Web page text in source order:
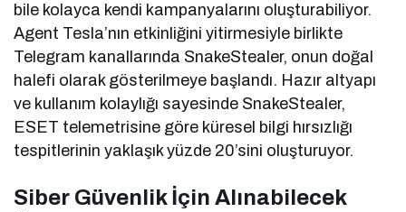
bile kolayca kendi kampanyalarını oluşturabiliyor.
Agent Tesla’nın etkinliğini yitirmesiyle birlikte
Telegram kanallarında SnakeStealer, onun doğal
halefi olarak gösterilmeye başlandı. Hazır altyapı
ve kullanım kolaylığı sayesinde SnakeStealer,
ESET telemetrisine göre küresel bilgi hırsızlığı
tespitlerinin yaklaşık yüzde 20’sini oluşturuyor.
Siber Güvenlik İçin Alınabilecek